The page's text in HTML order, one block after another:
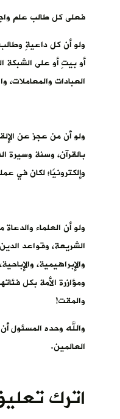
‏فعلى كل طالب علمٍ
‏ولو أن كل داعيةٍ
أو بيتٍ أو على الشبكة
العبادات
‏ولو أن من عجز عن
بالقرآن، وسنة وسيرة
وإلكترونيًا؛ لكان
‏ولو أن العلماء
الشريعة، وقواعد
والإبراهيمية،
ومؤازرة الأمة بكل
والمقت!
والله وحده المسئول
العالمين.
اترك